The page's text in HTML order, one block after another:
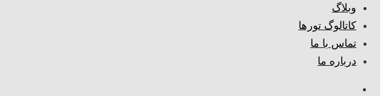
وبلاگ
کاتالوگ تورها
تماس با ما
درباره ما